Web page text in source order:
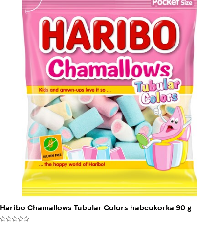
Haribo Chamallows Tubular Colors habcukorka 90 g